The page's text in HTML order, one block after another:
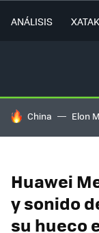
ANÁLISIS
HOY SE HABLA
China Elon
Huawei
y sonido
su hueco